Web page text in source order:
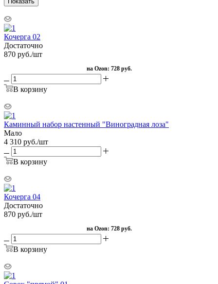
Кочерга 02
Достаточно
870 руб./шт
на Ozon: 728 руб.
В корзину
Каминный набор настенный "Виноградная лоза"
Мало
4 310 руб./шт
В корзину
Кочерга 04
Достаточно
870 руб./шт
на Ozon: 728 руб.
В корзину